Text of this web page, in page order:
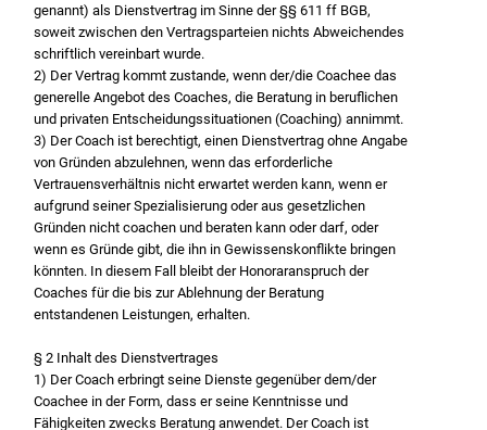
genannt) als Dienstvertrag im Sinne der §§ 611 ff BGB,
soweit zwischen den Vertragsparteien nichts Abweichendes
schriftlich vereinbart wurde.
2) Der Vertrag kommt zustande, wenn der/die Coachee das
generelle Angebot des Coaches, die Beratung in beruflichen
und privaten Entscheidungssituationen (Coaching) annimmt.
3) Der Coach ist berechtigt, einen Dienstvertrag ohne Angabe
von Gründen abzulehnen, wenn das erforderliche
Vertrauensverhältnis nicht erwartet werden kann, wenn er
aufgrund seiner Spezialisierung oder aus gesetzlichen
Gründen nicht coachen und beraten kann oder darf, oder
wenn es Gründe gibt, die ihn in Gewissenskonflikte bringen
könnten. In diesem Fall bleibt der Honoraranspruch der
Coaches für die bis zur Ablehnung der Beratung
entstandenen Leistungen, erhalten.
§ 2 Inhalt des Dienstvertrages
1) Der Coach erbringt seine Dienste gegenüber dem/der
Coachee in der Form, dass er seine Kenntnisse und
Fähigkeiten zwecks Beratung anwendet. Der Coach ist